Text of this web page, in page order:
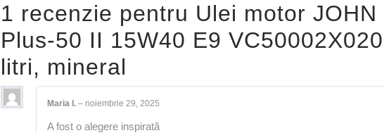
1 recenzie pentru Ulei motor JOHN
Plus-50 II 15W40 E9
litri, mineral
Maria I. – noiembrie 29, 2025
A fost o alegere inspirată